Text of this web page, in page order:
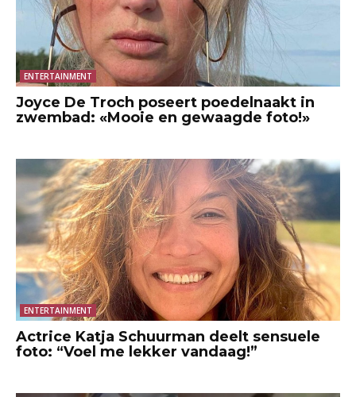
ENTERTAINMENT
Joyce De Troch poseert poedelnaakt in
zwembad: «Mooie en gewaagde foto!»
ENTERTAINMENT
Actrice Katja Schuurman deelt sensuele
foto: “Voel me lekker vandaag!”